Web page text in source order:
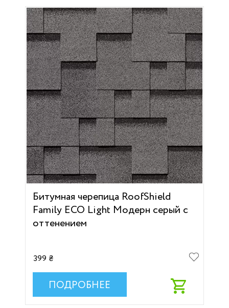
Битумная черепица RoofShield
Family ECO Light Модерн серый с
оттенением
399 ₴
ПОДРОБНЕЕ